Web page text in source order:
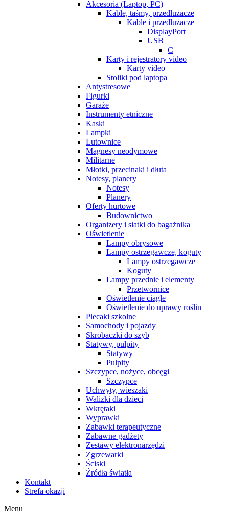
Akcesoria (Laptop, PC)
Kable, taśmy, przedłużacze
Kable i przedłużacze
DisplayPort
USB
C
Karty i rejestratory video
Karty video
Stoliki pod laptopa
Antystresowe
Figurki
Garaże
Instrumenty etniczne
Kaski
Lampki
Lutownice
Magnesy neodymowe
Militarne
Młotki, przecinaki i dłuta
Notesy, planery
Notesy
Planery
Oferty hurtowe
Budownictwo
Organizery i siatki do bagażnika
Oświetlenie
Lampy obrysowe
Lampy ostrzegawcze, koguty
Lampy ostrzegawcze
Koguty
Lampy przednie i elementy
Przetwornice
Oświetlenie ciągłe
Oświetlenie do uprawy roślin
Plecaki szkolne
Samochody i pojazdy
Skrobaczki do szyb
Statywy, pulpity
Statywy
Pulpity
Szczypce, nożyce, obcęgi
Szczypce
Uchwyty, wieszaki
Walizki dla dzieci
Wkrętaki
Wyprawki
Zabawki terapeutyczne
Zabawne gadżety
Zestawy elektronarzędzi
Zgrzewarki
Ściski
Źródła światła
Kontakt
Strefa okazji
Menu